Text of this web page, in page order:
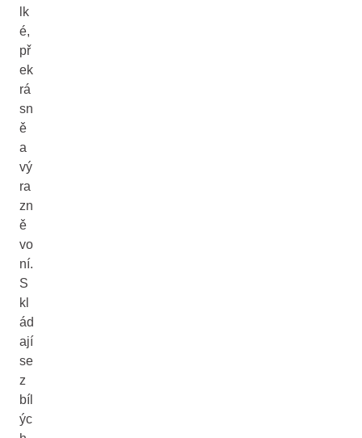
lk
é,
př
ek
rá
sn
ě
a
vý
ra
zn
ě
vo
ní.
S
kl
ád
ají
se
z
bíl
ýc